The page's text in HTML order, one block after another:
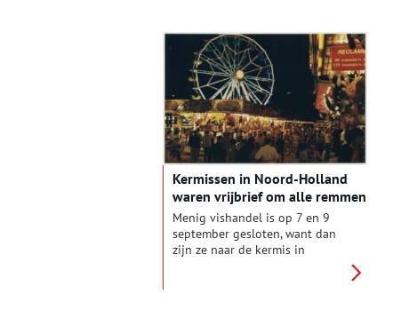
Kermissen in Noord-Holland
waren vrijbrief om alle remmen
los te gooien
Menig vishandel is op 7 en 9
september gesloten, want dan
zijn ze naar de kermis in